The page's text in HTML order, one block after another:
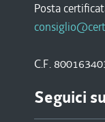
Posta
C.F.
Seguici su